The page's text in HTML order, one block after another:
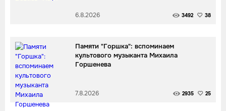
6.8.2026 3492 38
Памяти "Горшка": вспоминаем
культового музыканта Михаила
Горшенева
7.8.2026 2935 25